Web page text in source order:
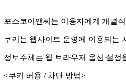
포스코이앤씨는 이용자에게 개별
쿠키는 웹사이트 운영에 이용되는
정보주체는 웹 브라우저 옵션 설정
<쿠키 허용 / 차단 방법>